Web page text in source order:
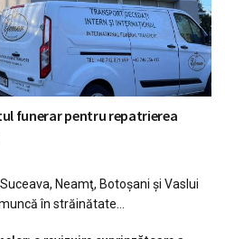
funerar pentru repatrierea
Neamţ, Botoşani şi Vaslui
în străinătate...